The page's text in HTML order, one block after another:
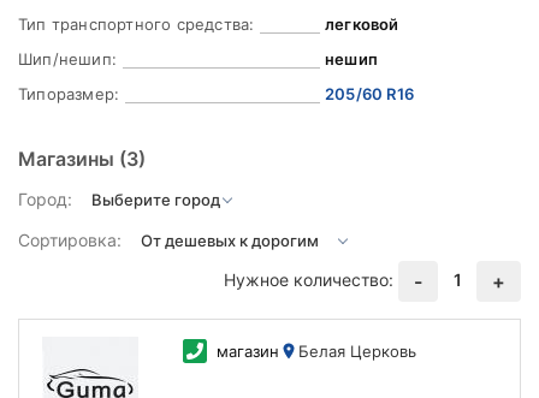
Тип транспортного средства:
легковой
Шип/нешип:
нешип
Типоразмер:
205/60 R16
Магазины (3)
Город:
Сортировка:
Нужное количество:
- 1 +
магазин Белая Церковь